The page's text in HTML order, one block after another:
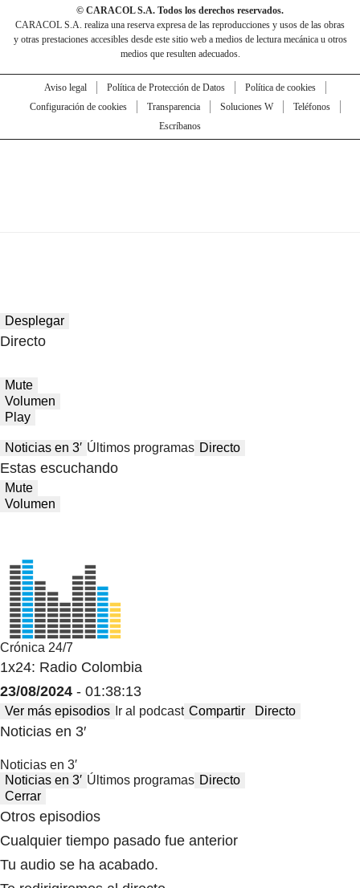
© CARACOL S.A. Todos los derechos reservados.
CARACOL S.A. realiza una reserva expresa de las reproducciones y usos de las obras
y otras prestaciones accesibles desde este sitio web a medios de lectura mecánica u otros
medios que resulten adecuados.
Aviso legal Política de Protección de Datos
Política de cookies
Configuración de cookies
Transparencia Soluciones W
Teléfonos
Escríbanos
Desplegar
Directo
Mute
Volumen
Play
Noticias en 3′ Últimos programas Directo
Estas escuchando
Mute
Volumen
Crónica 24/7
1x24: Radio Colombia
23/08/2024 - 01:38:13
Ver más episodios Ir al podcast Compartir Directo
Noticias en 3′
Noticias en 3′
Noticias en 3′ Últimos programas Directo
Cerrar
Otros episodios
Cualquier tiempo pasado fue anterior
Tu audio se ha acabado.